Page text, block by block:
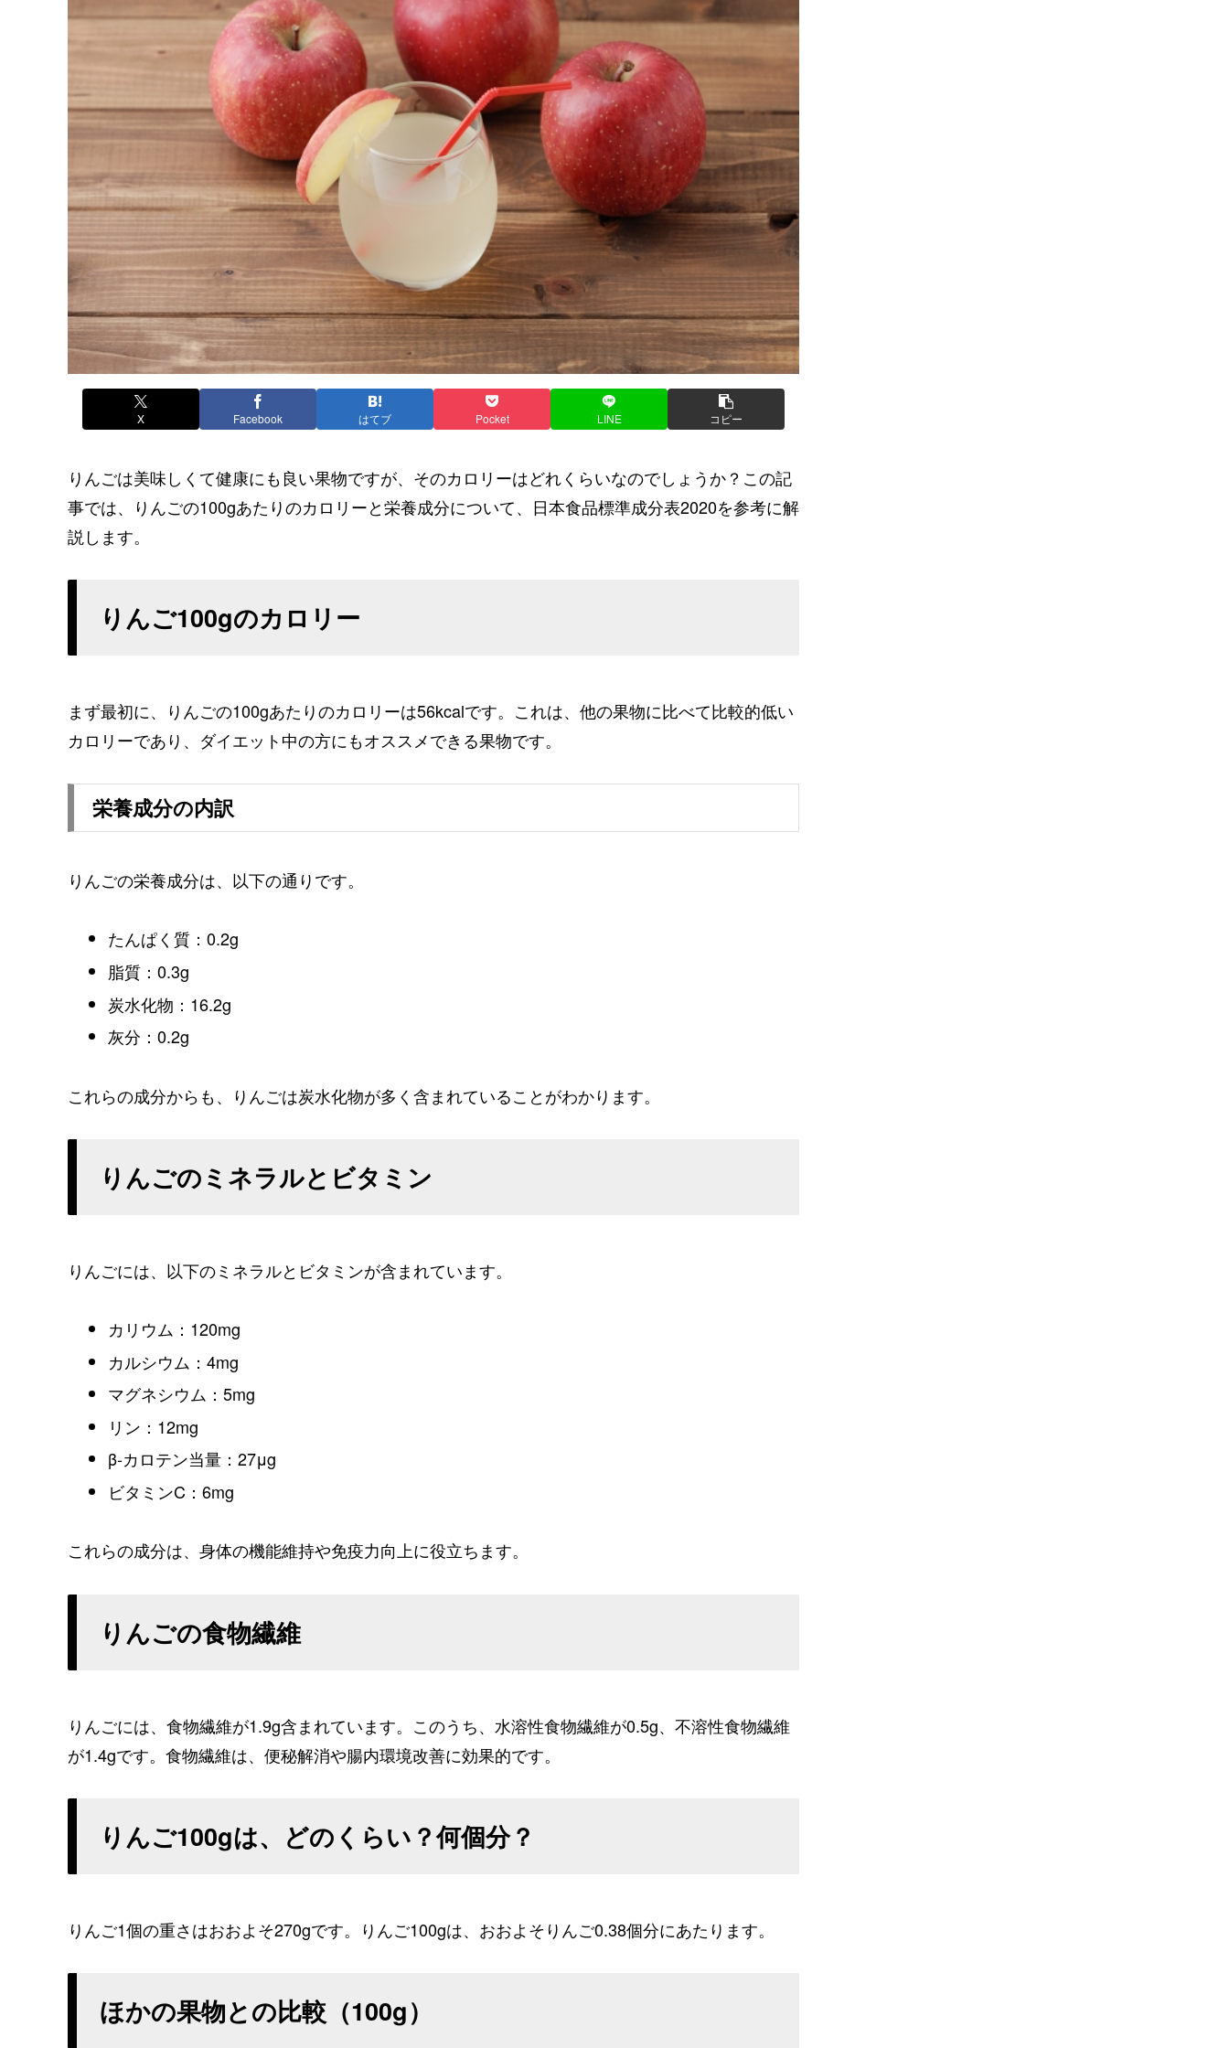
X Facebook はてブ Pocket LINE コピー
りんごは美味しくて健康にも良い果物ですが、そのカロリーはどれくらいなのでしょうか？この記
事では、りんごの100gあたりのカロリーと栄養成分について、日本食品標準成分表2020を参考に解
説します。
りんご100gのカロリー
まず最初に、りんごの100gあたりのカロリーは56kcalです。これは、他の果物に比べて比較的低い
カロリーであり、ダイエット中の方にもオススメできる果物です。
栄養成分の内訳
りんごの栄養成分は、以下の通りです。
たんぱく質：0.2g
脂質：0.3g
炭水化物：16.2g
灰分：0.2g
これらの成分からも、りんごは炭水化物が多く含まれていることがわかります。
りんごのミネラルとビタミン
りんごには、以下のミネラルとビタミンが含まれています。
カリウム：120mg
カルシウム：4mg
マグネシウム：5mg
リン：12mg
β-カロテン当量：27μg
ビタミンC：6mg
これらの成分は、身体の機能維持や免疫力向上に役立ちます。
りんごの食物繊維
りんごには、食物繊維が1.9g含まれています。このうち、水溶性食物繊維が0.5g、不溶性食物繊維
が1.4gです。食物繊維は、便秘解消や腸内環境改善に効果的です。
りんご100gは、どのくらい？何個分？
りんご1個の重さはおおよそ270gです。りんご100gは、おおよそりんご0.38個分にあたります。
ほかの果物との比較（100g）